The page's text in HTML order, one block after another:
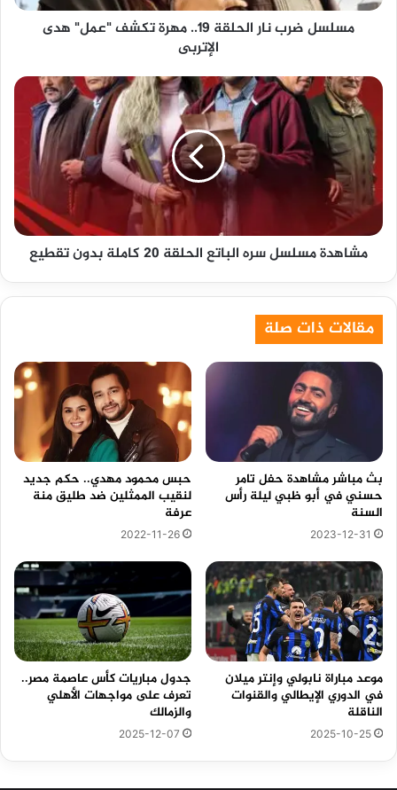
هدى
الإتربى
مسلسل ضرب نار الحلقة 19.. مهرة تكشف "عمل" هدى
الإتربى
مشاهدة
مسلسل
سره
الباتع
الحلقة
20
كاملة
بدون
تقطيع
مشاهدة مسلسل سره الباتع الحلقة 20 كاملة بدون تقطيع
مقالات ذات صلة
بث مباشر مشاهدة حفل تامر
حسني في أبو ظبي ليلة رأس
السنة
2023-12-31
حبس محمود مهدي.. حكم جديد
لنقيب الممثلين ضد طليق منة
عرفة
2022-11-26
موعد مباراة نابولي وإنتر ميلان
في الدوري الإيطالي والقنوات
الناقلة
2025-10-25
جدول مباريات كأس عاصمة مصر..
تعرف على مواجهات الأهلي
والزمالك
2025-12-07